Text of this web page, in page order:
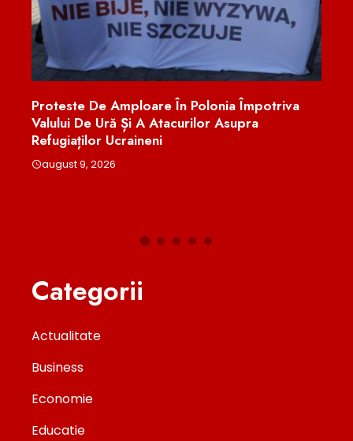
Amploare În Polonia Împotriva
Și A Atacurilor Asupra
Un Elev Din Buzău
România La
Categorii
Actualitate
Business
Economie
Educatie